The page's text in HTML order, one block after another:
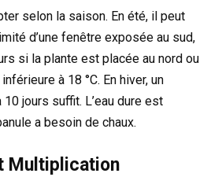
selon la saison. En été, il peut
d’une fenêtre exposée au sud,
si la plante est placée au nord ou
à 18 °C. En hiver, un
jours suffit. L’eau dure est
a besoin de chaux.
Multiplication